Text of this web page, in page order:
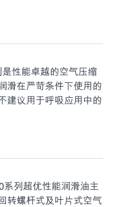
性能卓越的空气压缩
滑在严苛条件下使用的
建议用于呼吸应用中的
列超优性能润滑油主
转螺杆式及叶片式空气